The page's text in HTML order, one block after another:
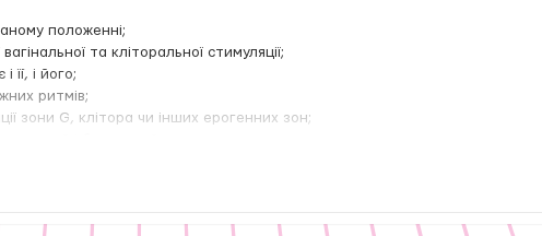
положенні;
та кліторальної стимуляції;
її, і його;
ритмів;
зони G, клітора чи інших ерогенних зон;
см, ширина 2,7 см, товщина 2,5 см;